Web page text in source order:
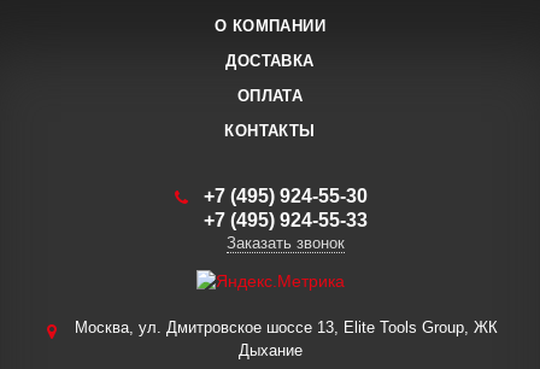
О КОМПАНИИ
ДОСТАВКА
ОПЛАТА
КОНТАКТЫ
+7 (495) 924-55-30
+7 (495) 924-55-33
Заказать звонок
Москва, ул. Дмитровское шоссе 13, Elite Tools Group, ЖК
Дыхание